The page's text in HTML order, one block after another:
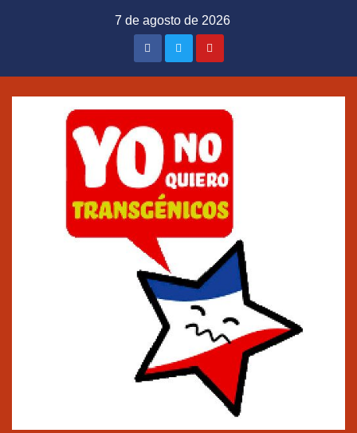
7 de agosto de 2026